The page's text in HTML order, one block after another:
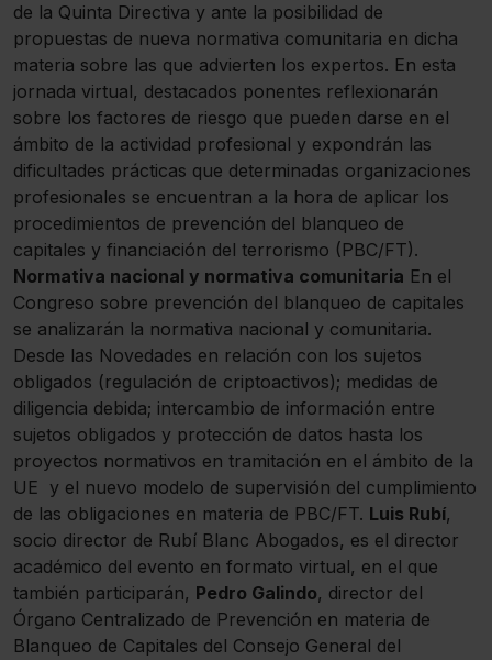
de la Quinta Directiva y ante la posibilidad de
propuestas de nueva normativa comunitaria en dicha
materia sobre las que advierten los expertos. En esta
jornada virtual, destacados ponentes reflexionarán
sobre los factores de riesgo que pueden darse en el
ámbito de la actividad profesional y expondrán las
dificultades prácticas que determinadas organizaciones
profesionales se encuentran a la hora de aplicar los
procedimientos de prevención del blanqueo de
capitales y financiación del terrorismo (PBC/FT).
Normativa nacional y normativa comunitaria En el
Congreso sobre prevención del blanqueo de capitales
se analizarán la normativa nacional y comunitaria.
Desde las Novedades en relación con los sujetos
obligados (regulación de criptoactivos); medidas de
diligencia debida; intercambio de información entre
sujetos obligados y protección de datos hasta los
proyectos normativos en tramitación en el ámbito de la
UE y el nuevo modelo de supervisión del cumplimiento
de las obligaciones en materia de PBC/FT. Luis Rubí,
socio director de Rubí Blanc Abogados, es el director
académico del evento en formato virtual, en el que
también participarán, Pedro Galindo, director del
Órgano Centralizado de Prevención en materia de
Blanqueo de Capitales del Consejo General del